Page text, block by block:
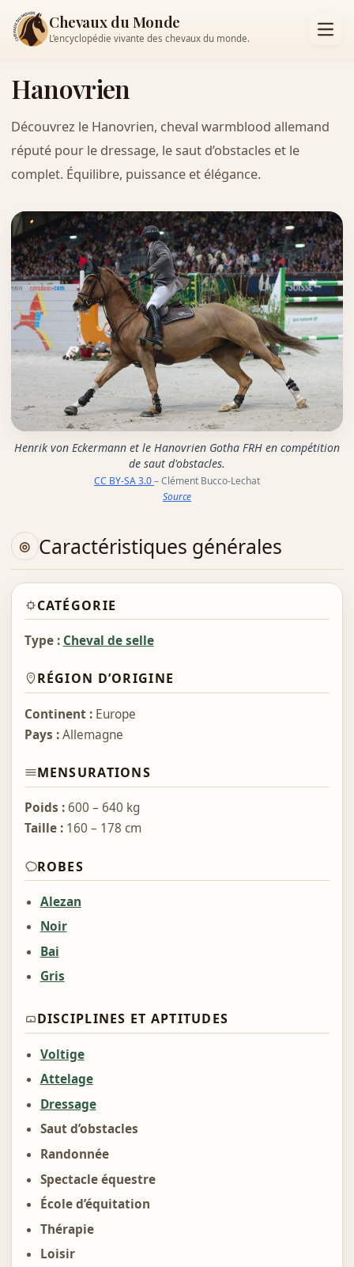
Chevaux du Monde
L’encyclopédie vivante des chevaux du monde.
Hanovrien
Découvrez le Hanovrien, cheval warmblood allemand
réputé pour le dressage, le saut d’obstacles et le
complet. Équilibre, puissance et élégance.
Henrik von Eckermann et le Hanovrien Gotha FRH en compétition
de saut d'obstacles.
CC BY-SA 3.0– Clément Bucco-Lechat
Source
Caractéristiques générales
CATÉGORIE
Type : Cheval de selle
RÉGION D’ORIGINE
Continent :Europe
Pays :Allemagne
MENSURATIONS
Poids :600 – 640 kg
Taille :160 – 178 cm
ROBES
Alezan
Noir
Bai
Gris
DISCIPLINES ET APTITUDES
Voltige
Attelage
Dressage
Saut d’obstacles
Randonnée
Spectacle équestre
École d’équitation
Thérapie
Loisir